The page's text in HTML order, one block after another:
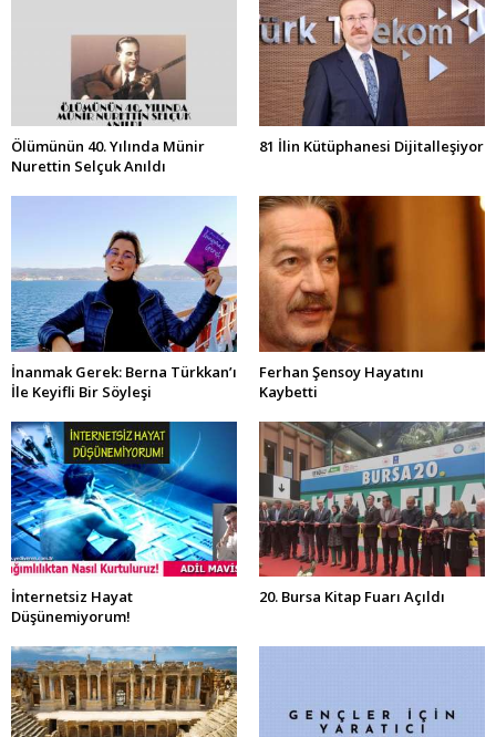
Ölümünün 40. Yılında Münir
Nurettin Selçuk Anıldı
81 İlin Kütüphanesi Dijitalleşiyor
İnanmak Gerek: Berna Türkkan’ı
İle Keyifli Bir Söyleşi
Ferhan Şensoy Hayatını
Kaybetti
İnternetsiz Hayat
Düşünemiyorum!
20. Bursa Kitap Fuarı Açıldı